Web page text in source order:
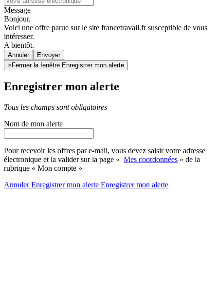
Message
Bonjour,
Voici une offre parue sur le site francetravail.fr susceptible de vous
intéresser.
A bientôt.
Annuler
× Fermer la fenêtre Enregistrer mon alerte
Enregistrer mon alerte
Tous les champs sont obligatoires
Nom de mon alerte
Pour recevoir les offres par e-mail, vous devez saisir votre adresse
électronique et la valider sur la page « Mes coordonnées » de la
rubrique « Mon compte »
AnnulerEnregistrer mon alerte Enregistrermon alerte